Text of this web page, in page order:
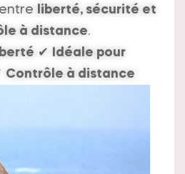
liberté, sécurité et
à distance.
✔ Idéale pour
Contrôle à distance